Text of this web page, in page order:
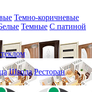
Темно-коричневые
Темные С патиной
Школа Ресторан